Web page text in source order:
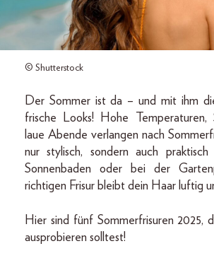
© Shutterstock
Der Sommer ist da – und mit ihm
frische Looks! Hohe Temperaturen,
laue Abende verlangen nach
nur stylisch, sondern auch
Sonnenbaden oder bei der
richtigen Frisur bleibt dein Haar luftig
Hier sind fünf Sommerfrisuren 2025,
ausprobieren solltest!